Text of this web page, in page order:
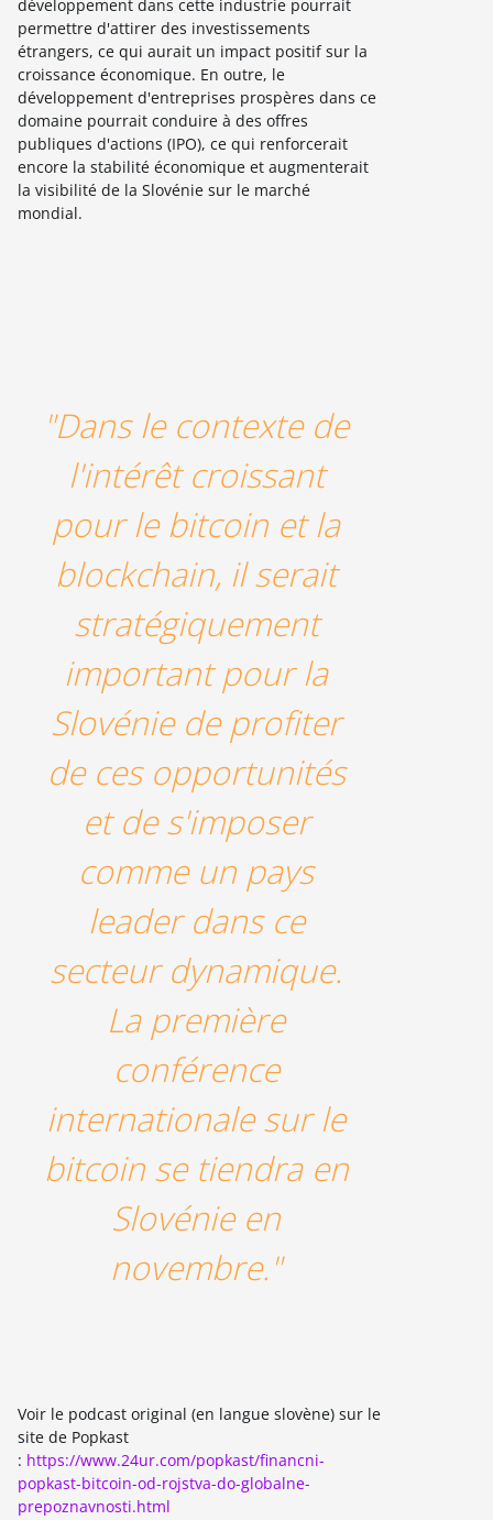
développement dans cette industrie pourrait
permettre d'attirer des investissements
étrangers, ce qui aurait un impact positif sur la
croissance économique. En outre, le
développement d'entreprises prospères dans ce
domaine pourrait conduire à des offres
publiques d'actions (IPO), ce qui renforcerait
encore la stabilité économique et augmenterait
la visibilité de la Slovénie sur le marché
mondial.
"Dans le contexte de
l'intérêt croissant
pour le bitcoin et la
blockchain, il serait
stratégiquement
important pour la
Slovénie de profiter
de ces opportunités
et de s'imposer
comme un pays
leader dans ce
secteur dynamique.
La première
conférence
internationale sur le
bitcoin se tiendra en
Slovénie en
novembre."
Voir le podcast original (en langue slovène) sur le
site de Popkast
: https://www.24ur.com/popkast/financni-
popkast-bitcoin-od-rojstva-do-globalne-
prepoznavnosti.html